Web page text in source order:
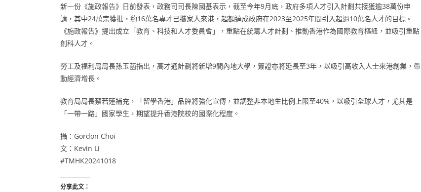
新一份《施政報告》日前發表，政務司司長陳國基表示，截至今年9月底，政府多項人才引入計劃共接獲逾38萬份申
請，其中24萬宗獲批，約16萬名專才已攜家人來港，超額達成政府在2023至2025年間引入超過10萬名人才的目標。
《施政報告》提出成立「教育、科技和人才委員會」，重點在統籌人才計劃、推動香港作為國際教育樞紐，並吸引重點
創科人才。
勞工及福利局局長孫玉菡指出，高才通計劃將新增9間內地大學，簽證亦將延長至3年，以吸引高收入人士來港創業，帶
動經濟增長。
教育局局長蔡若蓮補充，「留學香港」品牌將強化宣傳，並調整非本地生比例上限至40%，以吸引全球人才，尤其是
「一帶一路」國家學生，期望提升香港院校的國際化程度。
攝：Gordon Choi
文：Kevin Li
#TMHK20241018
分享此文：